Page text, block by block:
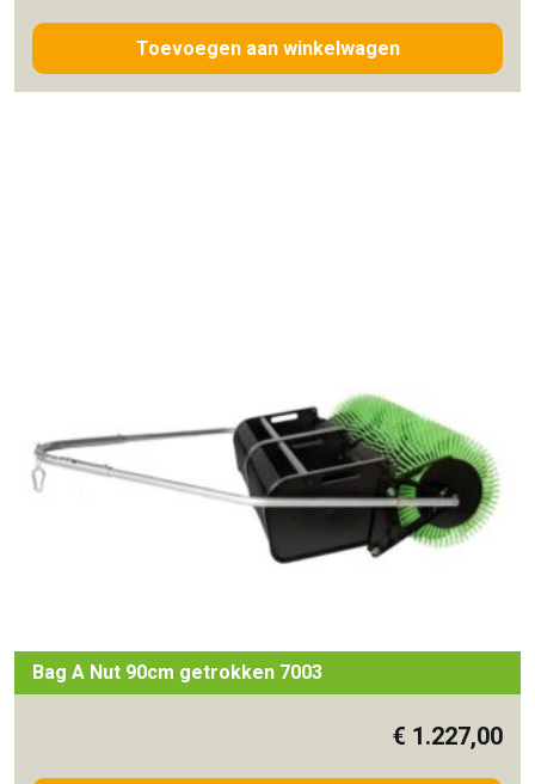
Toevoegen aan winkelwagen
Bag A Nut 90cm getrokken 7003
€ 1.227,00